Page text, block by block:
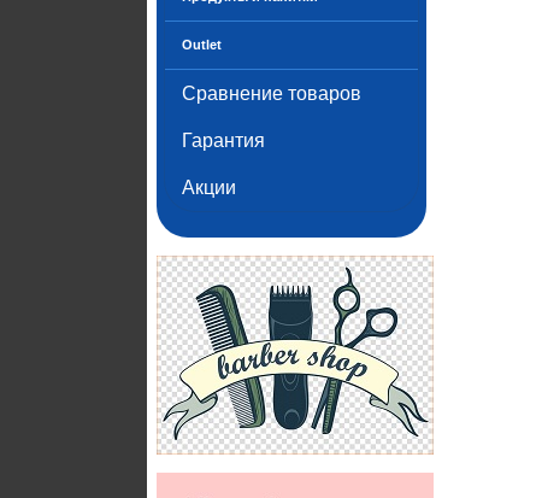
Outlet
Сравнение товаров
Гарантия
Акции